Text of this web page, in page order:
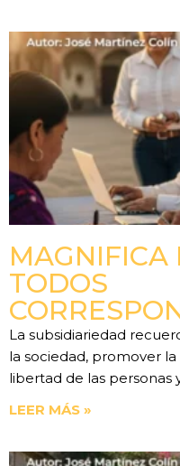
MAGNIFICA
TODOS
La subsidiariedad
la sociedad, promover
libertad de las personas
LEER MÁS »